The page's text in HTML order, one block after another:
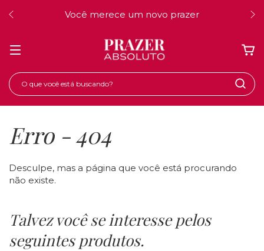
Você merece um novo prazer
Erro - 404
Desculpe, mas a página que você está procurando
não existe.
Talvez você se interesse pelos
seguintes produtos.